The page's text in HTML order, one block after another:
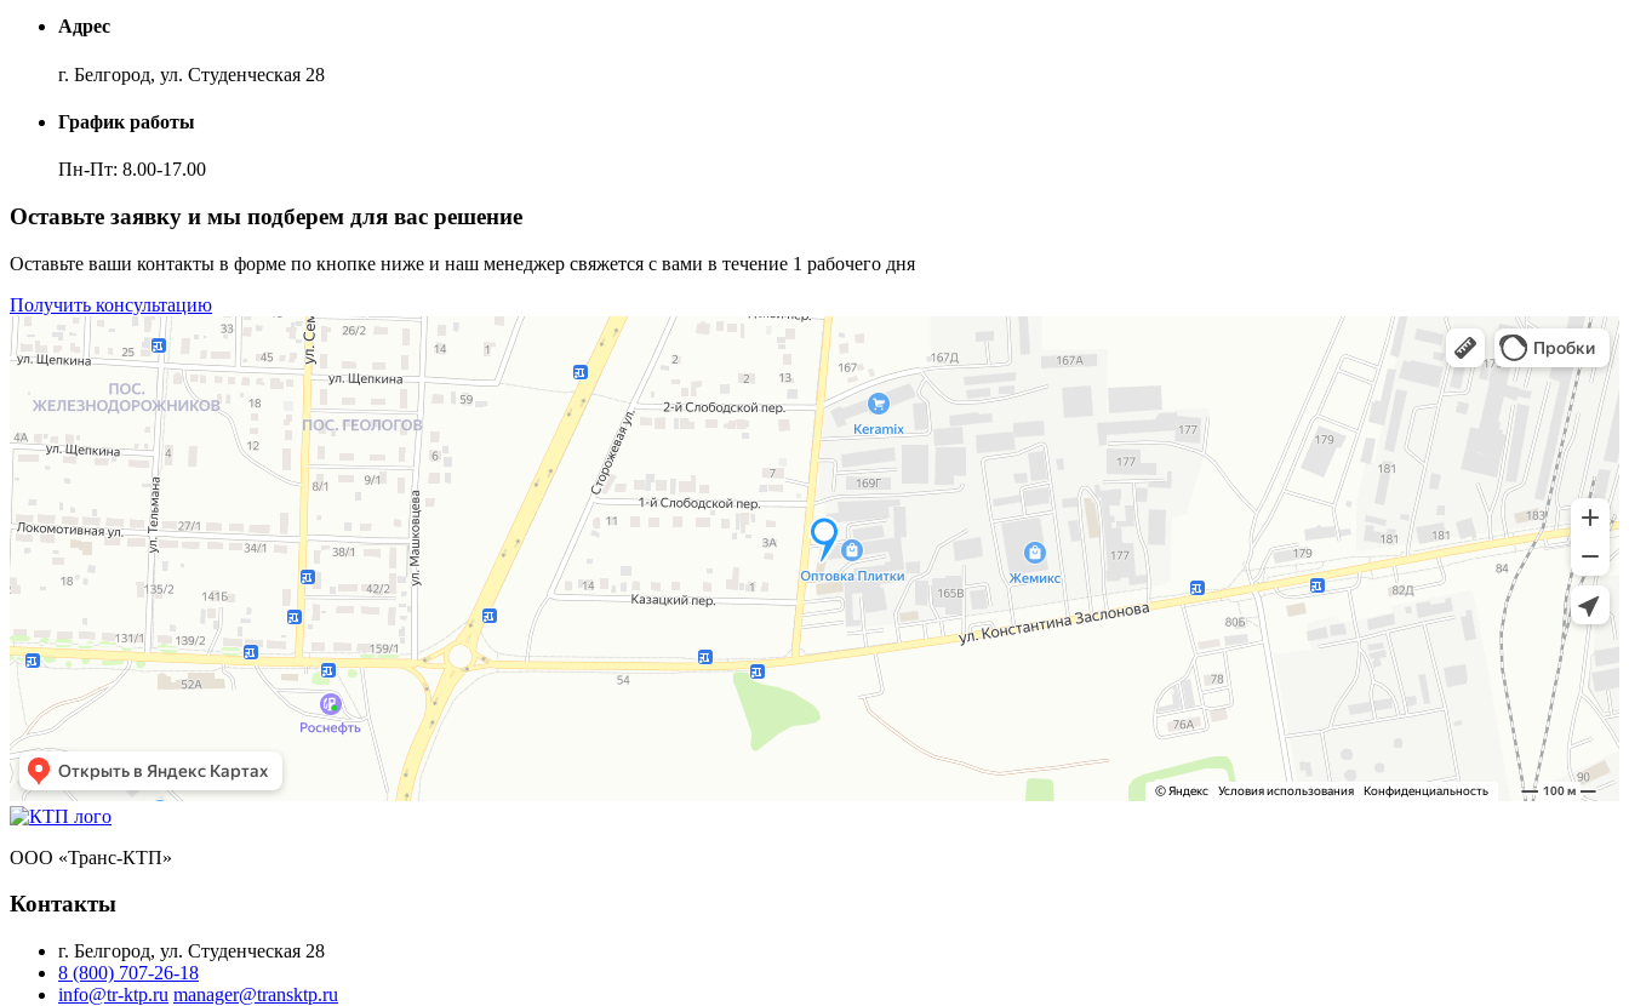
Адрес
г. Белгород, ул. Студенческая 28
График работы
Пн-Пт: 8.00-17.00
Оставьте заявку и мы подберем для вас решение
Оставьте ваши контакты в форме по кнопке ниже и наш менеджер свяжется с вами в течение 1 рабочего дня
Получить консультацию
ООО «Транс-КТП»
Контакты
г. Белгород, ул. Студенческая 28
8 (800) 707-26-18
info@tr-ktp.ru manager@transktp.ru